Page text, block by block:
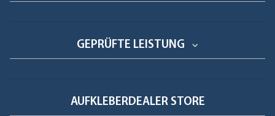
GEPRÜFTE LEISTUNG
AUFKLEBERDEALER STORE